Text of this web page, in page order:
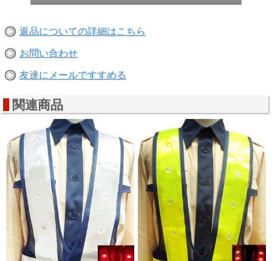
返品についての詳細はこちら
お問い合わせ
友達にメールですすめる
関連商品